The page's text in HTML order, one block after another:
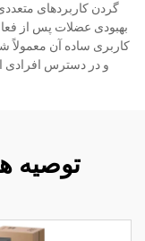
گردن کاربردهای
بهبودی عضلات پس از
کاربری ساده آن
و در دسترس افرادی
توصیه